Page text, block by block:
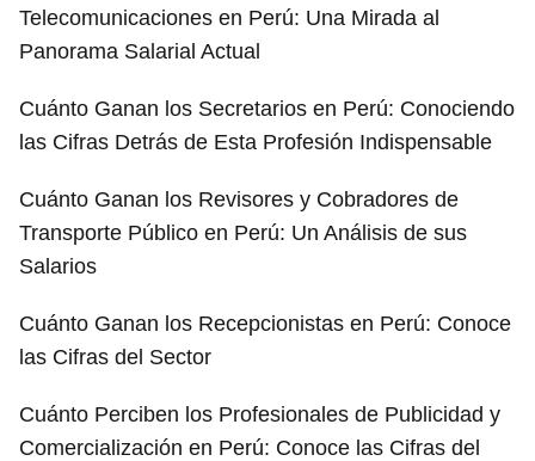
Telecomunicaciones en Perú: Una Mirada al
Panorama Salarial Actual
Cuánto Ganan los Secretarios en Perú: Conociendo
las Cifras Detrás de Esta Profesión Indispensable
Cuánto Ganan los Revisores y Cobradores de
Transporte Público en Perú: Un Análisis de sus
Salarios
Cuánto Ganan los Recepcionistas en Perú: Conoce
las Cifras del Sector
Cuánto Perciben los Profesionales de Publicidad y
Comercialización en Perú: Conoce las Cifras del